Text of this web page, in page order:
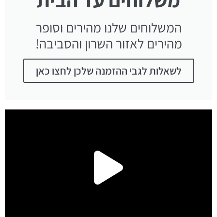
המשלוחים שלנו מהירים וסופר
מהירים לאזור השרון והסביבה!
לשאלות לגבי ההזמנה שלכן לחצו כאן